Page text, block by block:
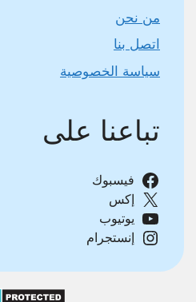
من نحن
اتصل بنا
سياسة الخصوصية
تباعنا على
فيسبوك
إكس
يوتيوب
إنستجرام